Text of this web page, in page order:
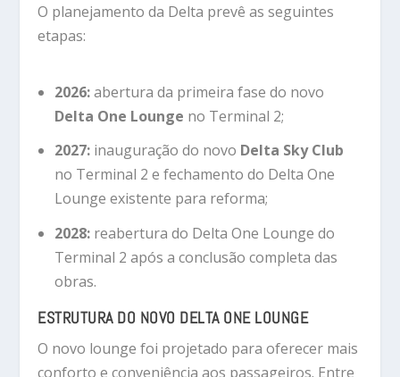
O planejamento da Delta prevê as seguintes
etapas:
2026:abertura da primeira fase do novo
Delta One Lounge no Terminal 2;
2027:inauguração do novo Delta Sky Club
no Terminal 2 e fechamento do Delta One
Lounge existente para reforma;
2028:reabertura do Delta One Lounge do
Terminal 2 após a conclusão completa das
obras.
ESTRUTURA DO NOVO DELTA ONE LOUNGE
O novo lounge foi projetado para oferecer mais
conforto e conveniência aos passageiros. Entre